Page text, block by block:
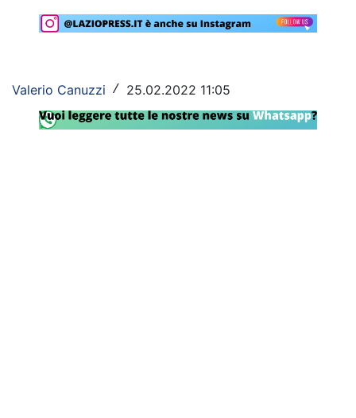
Calciomercato
Rassegna Lazio
Social
Valerio Canuzzi / 25.02.2022 11:05